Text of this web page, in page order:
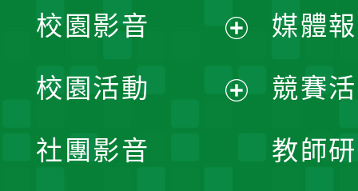
媒體
競賽
教師
校園影音
開
校園活動
社團影音